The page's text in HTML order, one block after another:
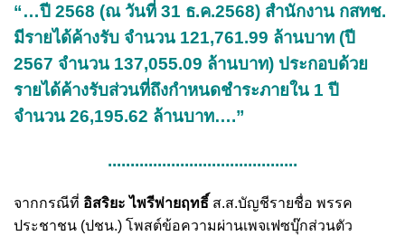
“…ปี 2568 (ณ วันที่ 31 ธ.ค.2568) สำนักงาน กสทช.
มีรายได้ค้างรับ จำนวน 121,761.99 ล้านบาท (ปี
2567 จำนวน 137,055.09 ล้านบาท) ประกอบด้วย
รายได้ค้างรับส่วนที่ถึงกำหนดชำระภายใน 1 ปี
จำนวน 26,195.62 ล้านบาท….”
..........................................
จากกรณีที่ อิสริยะ ไพรีพ่ายฤทธิ์ ส.ส.บัญชีรายชื่อ พรรค
ประชาชน (ปชน.) โพสต์ข้อความผ่านเพจเฟซบุ๊กส่วนตัว